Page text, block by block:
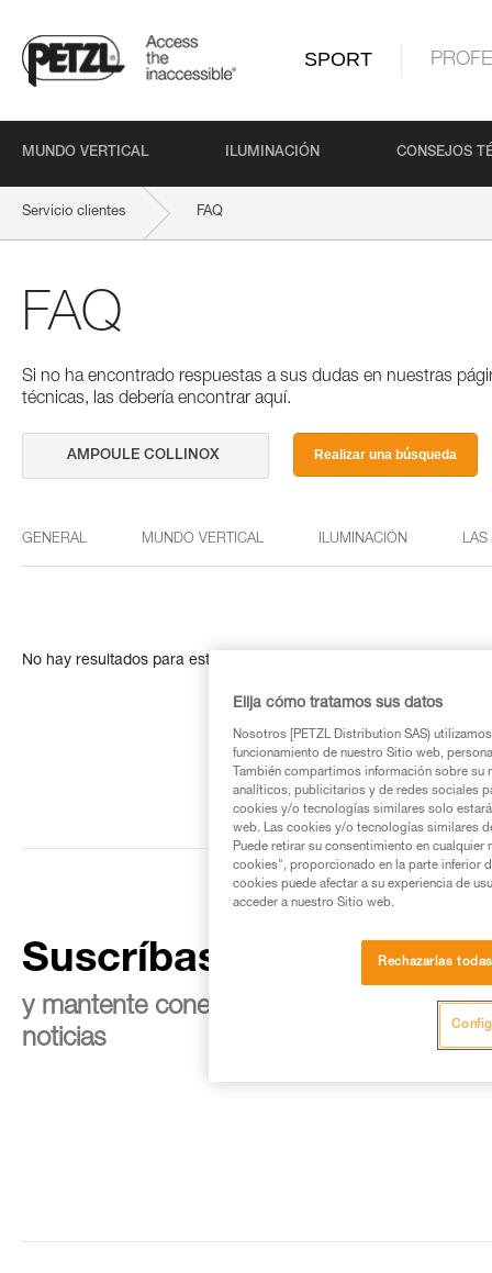
SPORT
MUNDO VERTICAL ILUMINACIÓN CONSEJOS
Servicio clientes FAQ
FAQ
Si no ha encontrado respuestas a sus dudas en nuestras
técnicas, las debería encontrar aquí.
Realizar una búsqueda
GENERAL MUNDO VERTICAL ILUMINACIÓN LAS
No hay resultados para esta búsqueda
Suscríbase al boletín
y mantente conectado con nuestras
noticias
Elija cómo tratamos sus datos
Nosotros [PETZL Distribution SAS)
funcionamiento de nuestro Sitio web,
También compartimos información sobre
analíticos, publicitarios y de redes sociales
cookies y/o tecnologías similares solo
web. Las cookies y/o tecnologías similares
Puede retirar su consentimiento en
cookies", proporcionado en la parte inferior
cookies puede afectar a su experiencia de
acceder a nuestro Sitio web.
Rechazarlas